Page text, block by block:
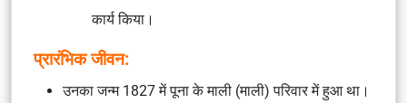
कार्य किया।
प्रारंभिक जीवन:
उनका जन्म 1827 में पूना के माली (माली) परिवार में हुआ था।